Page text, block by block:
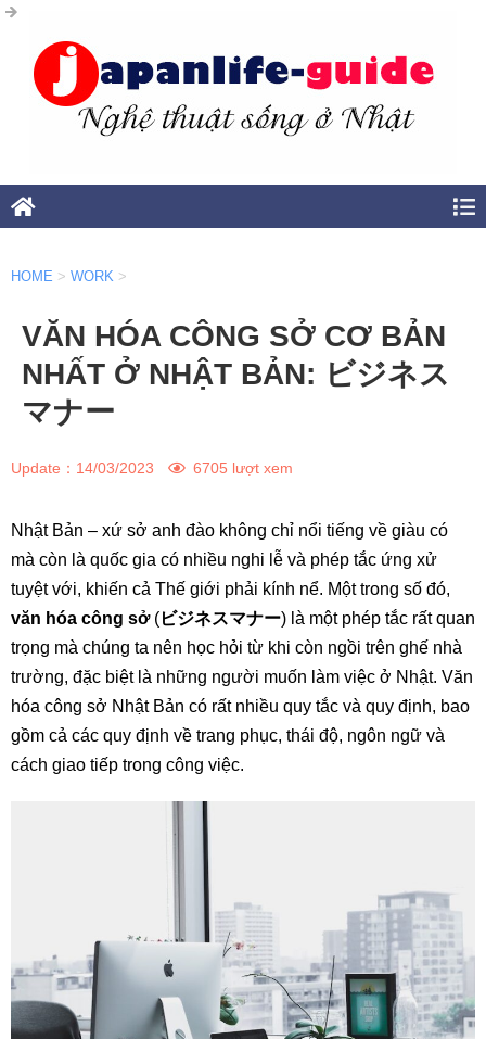
HOME > WORK >
VĂN HÓA CÔNG SỞ CƠ BẢN
NHẤT Ở NHẬT BẢN: ビジネス
マナー
Update： 14/03/2023 6705 lượt xem
Nhật Bản – xứ sở anh đào không chỉ nổi tiếng về giàu có
mà còn là quốc gia có nhiều nghi lễ và phép tắc ứng xử
tuyệt với, khiến cả Thế giới phải kính nể. Một trong số đó,
văn hóa công sở(ビジネスマナー) là một phép tắc rất quan
trọng mà chúng ta nên học hỏi từ khi còn ngồi trên ghế nhà
trường, đặc biệt là những người muốn làm việc ở Nhật. Văn
hóa công sở Nhật Bản có rất nhiều quy tắc và quy định, bao
gồm cả các quy định về trang phục, thái độ, ngôn ngữ và
cách giao tiếp trong công việc.